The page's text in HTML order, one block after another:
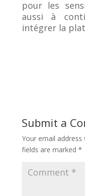
pour les
aussi à
intégrer la
Submit a
Your email address
fields are marked *